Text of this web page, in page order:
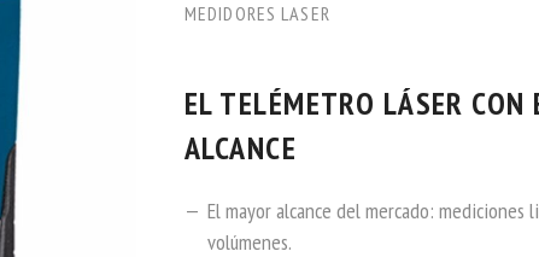
MEDIDORES LASER
EL TELÉMETRO LÁSER CON
ALCANCE
El mayor alcance del mercado: mediciones
volúmenes.